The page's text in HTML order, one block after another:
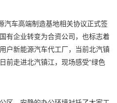
汽车高端制造基地相关协议正式签
有企业转变为合资公司，也标志着
户新能源汽车代工厂，当前北汽镇
前走进北汽镇江，现场感受“绿色